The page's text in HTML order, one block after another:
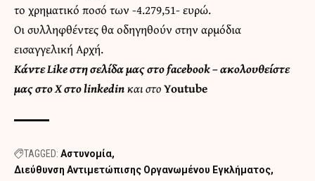
το χρηματικό ποσό των -4.279,51- ευρώ.
Οι συλληφθέντες θα οδηγηθούν στην αρμόδια
εισαγγελική Αρχή.
ΚάντεLike στη σελίδα μας στο facebook– ακολουθείστε
μας στοXστοlinkedinκαι στοYoutube
TAGGED: Αστυνομία
Διεύθυνση Αντιμετώπισης Οργανωμένου Εγκλήματος